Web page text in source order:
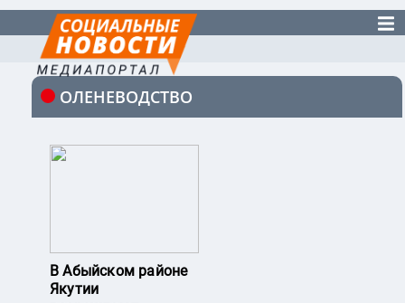
ОЛЕНЕВОДСТВО
В Абыйском районе
Якутии